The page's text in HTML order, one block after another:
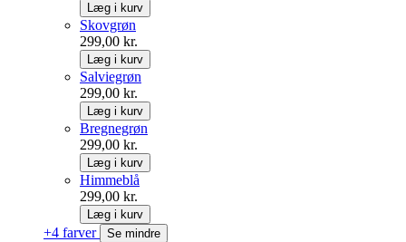
Læg i kurv
Skovgrøn
299,00 kr.
Læg i kurv
Salviegrøn
299,00 kr.
Læg i kurv
Bregnegrøn
299,00 kr.
Læg i kurv
Himmeblå
299,00 kr.
Læg i kurv
+4 farver Se mindre